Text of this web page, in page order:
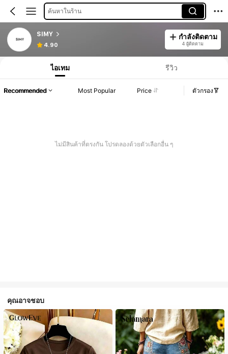
ค้นหาในร้าน
SIMY
4.90
กำลังติดตาม
4 ผู้ติดตาม
ไอเทม รีวิว
Recommended Most Popular Price ตัวกรอง
ไม่มีสินค้าที่ตรงกัน โปรดลองด้วยตัวเลือกอื่น ๆ
คุณอาจชอบ